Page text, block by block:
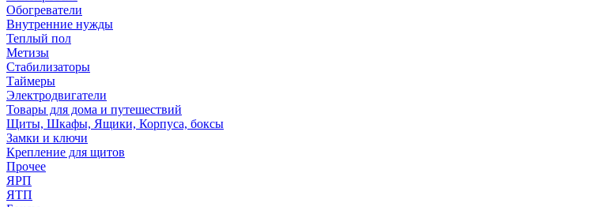
Обогреватели
Внутренние нужды
Теплый пол
Метизы
Стабилизаторы
Таймеры
Электродвигатели
Товары для дома и путешествий
Щиты, Шкафы, Ящики, Корпуса, боксы
Замки и ключи
Крепление для щитов
Прочее
ЯРП
ЯТП